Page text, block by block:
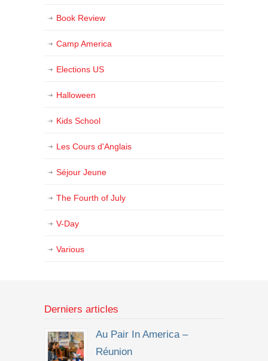
Book Review
Camp America
Elections US
Halloween
Kids School
Les Cours d'Anglais
Séjour Jeune
The Fourth of July
V-Day
Various
Derniers articles
Au Pair In America –
Réunion